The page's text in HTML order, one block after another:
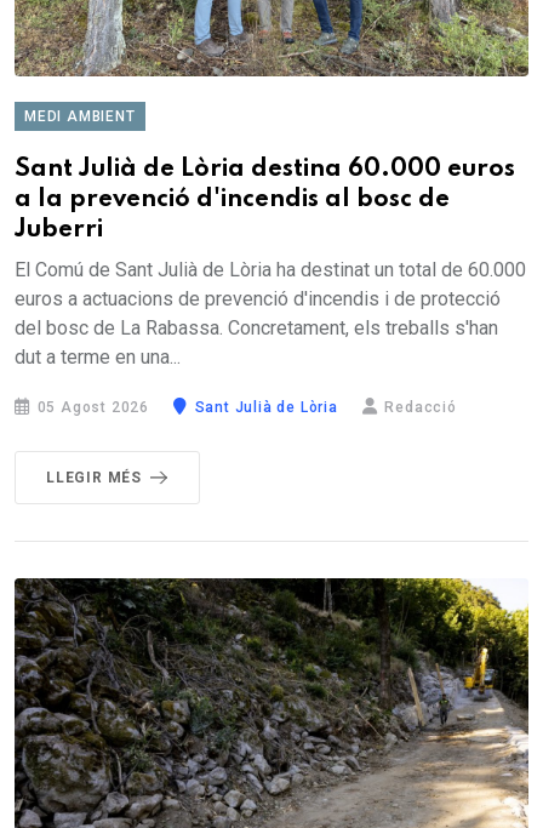
MEDI AMBIENT
Sant Julià de Lòria destina 60.000 euros
a la prevenció d'incendis al bosc de
Juberri
El Comú de Sant Julià de Lòria ha destinat un total de 60.000
euros a actuacions de prevenció d'incendis i de protecció
del bosc de La Rabassa. Concretament, els treballs s'han
dut a terme en una...
05 Agost 2026 Sant Julià de Lòria Redacció
LLEGIR MÉS